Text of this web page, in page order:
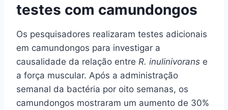
testes com camundongos
Os pesquisadores realizaram testes adicionais
em camundongos para investigar a
causalidade da relação entre R. inulinivorans e
a força muscular. Após a administração
semanal da bactéria por oito semanas, os
camundongos mostraram um aumento de 30%